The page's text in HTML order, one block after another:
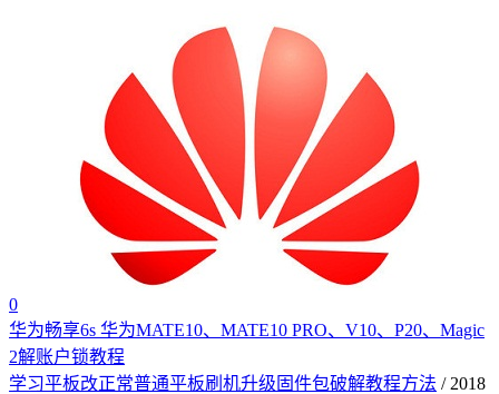
0
华为畅享6s 华为MATE10、MATE10 PRO、V10、P20、Magic
2解账户锁教程
学习平板改正常普通平板刷机升级固件包破解教程方法 / 2018